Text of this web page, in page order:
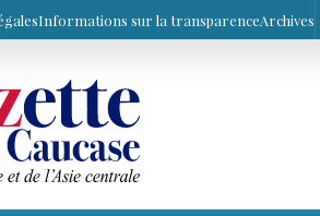
Informations sur la transparenceArchives